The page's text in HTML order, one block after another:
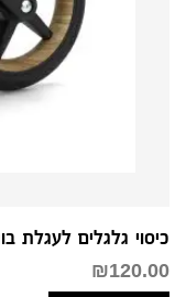
כיסוי גלגלים לעגלת
₪120.00